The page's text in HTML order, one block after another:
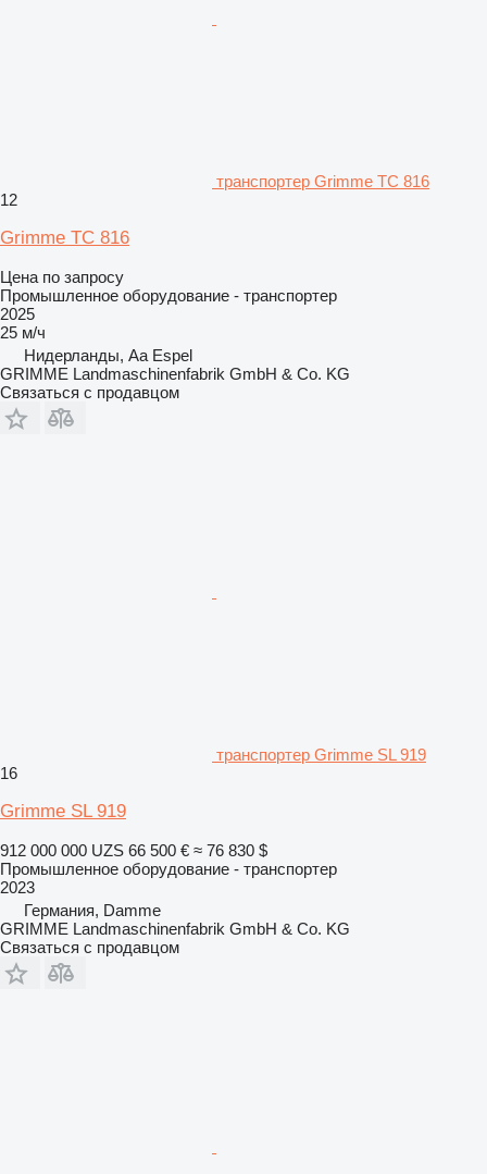
транспортер Grimme TC 816
12
Grimme TC 816
Цена по запросу
Промышленное оборудование - транспортер
2025
25 м/ч
Нидерланды, Aa Espel
GRIMME Landmaschinenfabrik GmbH & Co. KG
Связаться с продавцом
транспортер Grimme SL 919
16
Grimme SL 919
912 000 000 UZS 66 500 € ≈ 76 830 $
Промышленное оборудование - транспортер
2023
Германия, Damme
GRIMME Landmaschinenfabrik GmbH & Co. KG
Связаться с продавцом